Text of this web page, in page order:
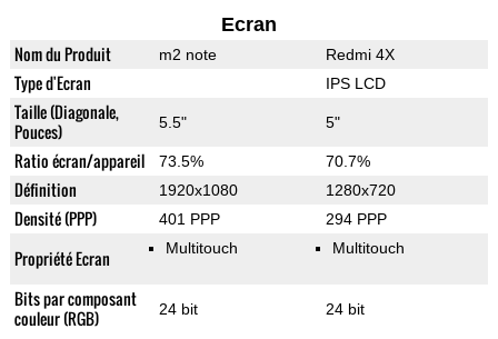
Ecran
Nom du Produit m2 note Redmi 4X
Type d'Ecran IPS LCD
Taille (Diagonale,
Pouces)
5.5" 5"
Ratio écran/appareil 73.5% 70.7%
Définition 1920x1080 1280x720
Densité (PPP) 401 PPP 294 PPP
Propriété Ecran Multitouch Multitouch
Bits par composant
couleur (RGB)
24 bit 24 bit